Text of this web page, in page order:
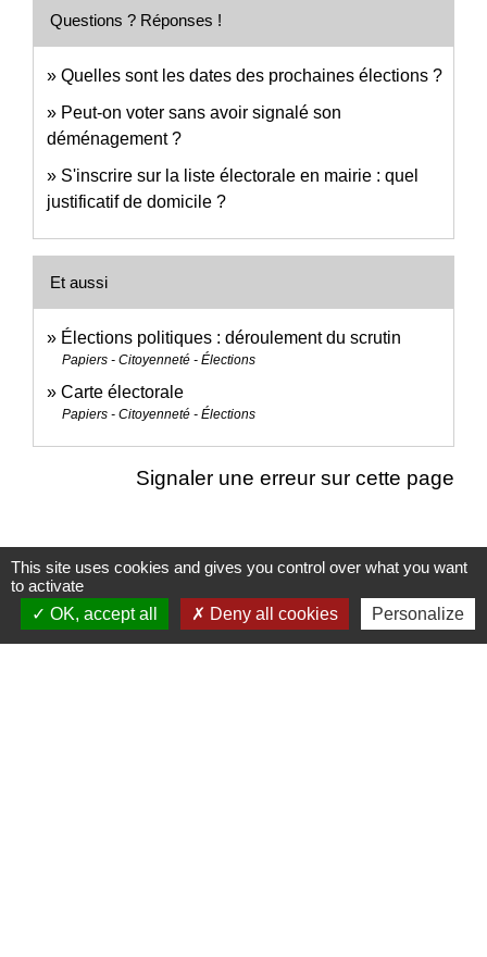
Questions ? Réponses !
Quelles sont les dates des prochaines élections ?
Peut-on voter sans avoir signalé son
déménagement ?
S'inscrire sur la liste électorale en mairie : quel
justificatif de domicile ?
Et aussi
Élections politiques : déroulement du scrutin
Papiers - Citoyenneté - Élections
Carte électorale
Papiers - Citoyenneté - Élections
Signaler une erreur sur cette page
Nous contacter
Commune de Puylaurens
This site uses cookies and gives you control over what you want
to activate
OK, accept all
Deny all cookies Personalize